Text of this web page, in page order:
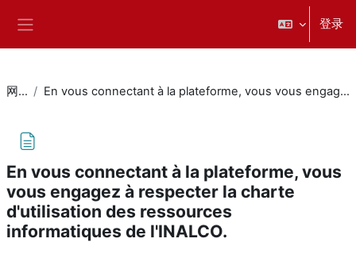
登录
网站页面 En vous connectant à la plateforme, vous vous engagez à respecter la charte d'utilisation des ressources informatiques de l'INALCO.
En vous connectant à la plateforme, vous
vous engagez à respecter la charte
d'utilisation des ressources
informatiques de l'INALCO.